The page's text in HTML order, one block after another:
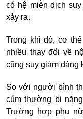
có hệ miễn dịch
xảy ra.
Trong khi đó, cơ
nhiều thay đổi về
cũng suy giảm
So với người bình
cúm thường bị
Trường hợp phụ